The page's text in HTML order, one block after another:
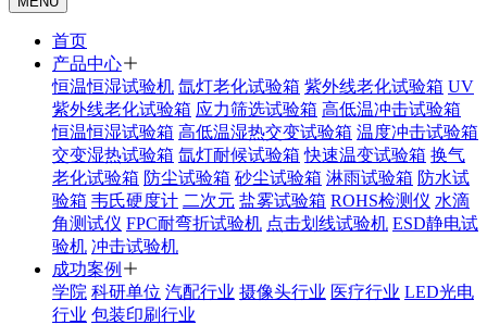
首页
产品中心
恒温恒湿试验机 氙灯老化试验箱 紫外线老化试验箱 UV
紫外线老化试验箱 应力筛选试验箱 高低温冲击试验箱
恒温恒湿试验箱 高低温湿热交变试验箱 温度冲击试验箱
交变湿热试验箱 氙灯耐候试验箱 快速温变试验箱 换气
老化试验箱 防尘试验箱 砂尘试验箱 淋雨试验箱 防水试
验箱 韦氏硬度计 二次元 盐雾试验箱 ROHS检测仪 水滴
角测试仪 FPC耐弯折试验机 点击划线试验机 ESD静电试
验机 冲击试验机
成功案例
学院 科研单位 汽配行业 摄像头行业 医疗行业 LED光电
行业 包装印刷行业